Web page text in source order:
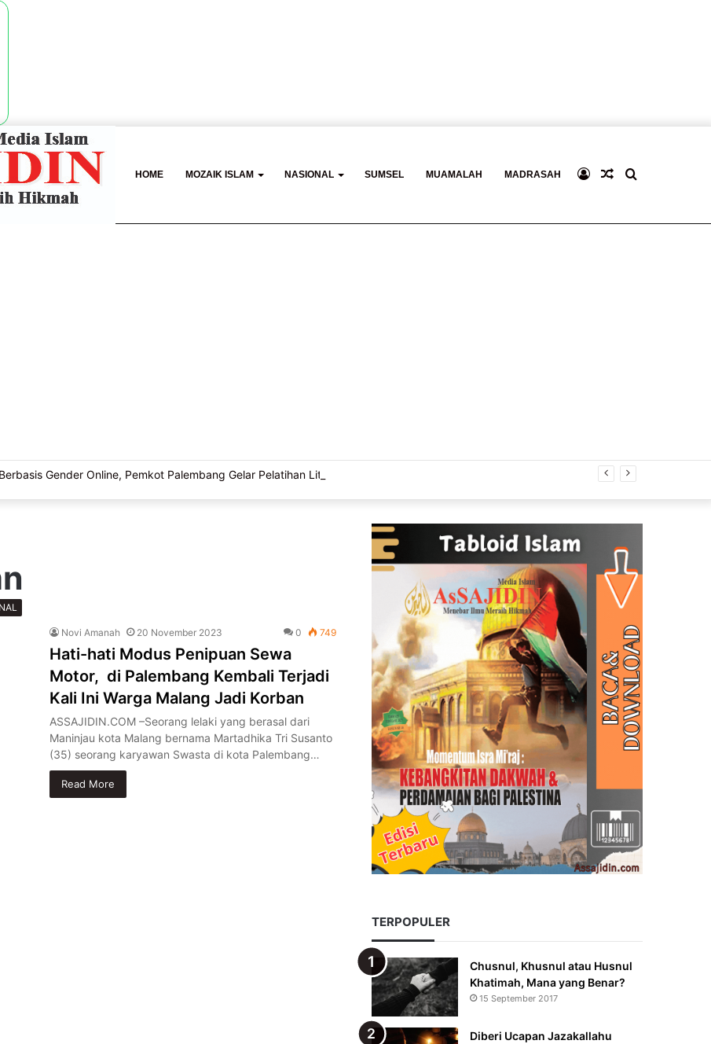
HOME MOZAIK ISLAM NASIONAL SUMSEL MUAMALAH MADRASAH Search
Baca
Log
Gender Online, Pemkot Palembang Gelar Pelatihan Literasi Digital
Novi Amanah 20 November 2023 0 749
Hati-hati Modus Penipuan Sewa
Motor, di Palembang Kembali Terjadi
Kali Ini Warga Malang Jadi Korban
ASSAJIDIN.COM –Seorang lelaki yang berasal dari
Maninjau kota Malang bernama Martadhika Tri Susanto
(35) seorang karyawan Swasta di kota Palembang…
Read More
TERPOPULER
Chusnul, Khusnul atau Husnul
Khatimah, Mana yang Benar?
15 September 2017
Diberi Ucapan Jazakallahu